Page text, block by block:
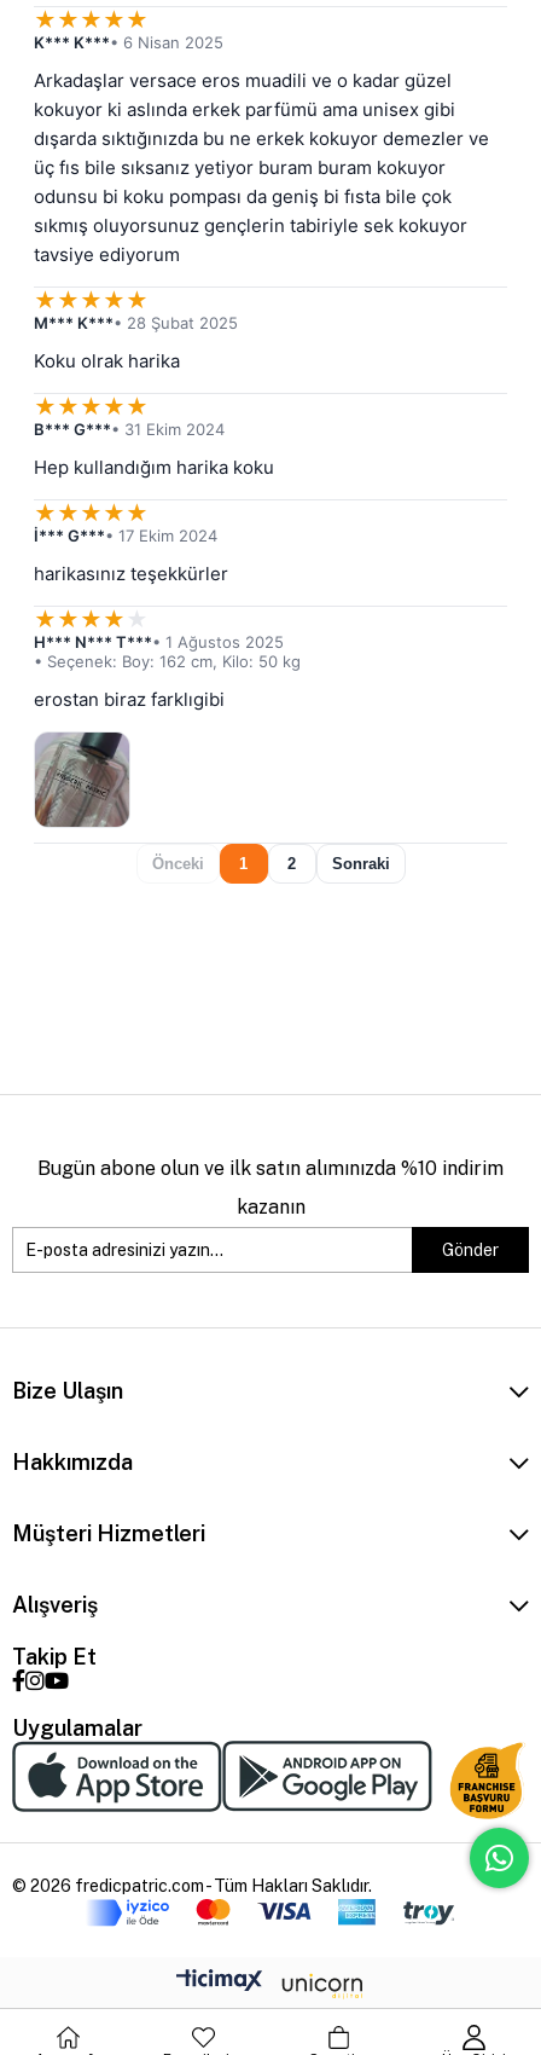
★★★★★
K*** K***• 6 Nisan 2025
Arkadaşlar versace eros muadili ve o kadar güzel
kokuyor ki aslında erkek parfümü ama unisex gibi
dışarda sıktığınızda bu ne erkek kokuyor demezler ve
üç fıs bile sıksanız yetiyor buram buram kokuyor
odunsu bi koku pompası da geniş bi fısta bile çok
sıkmış oluyorsunuz gençlerin tabiriyle sek kokuyor
tavsiye ediyorum
★★★★★
M*** K***• 28 Şubat 2025
Koku olrak harika
★★★★★
B*** G***• 31 Ekim 2024
Hep kullandığım harika koku
★★★★★
İ*** G***• 17 Ekim 2024
harikasınız teşekkürler
★★★★ ★
H*** N*** T***• 1 Ağustos 2025
• Seçenek: Boy: 162 cm, Kilo: 50 kg
erostan biraz farklıgibi
Önceki 1 2 Sonraki
Bugün abone olun ve ilk satın alımınızda %10 indirim
kazanın
Gönder
Bize Ulaşın
Hakkımızda
Müşteri Hizmetleri
Alışveriş
Takip Et
Uygulamalar
© 2026 fredicpatric.com - Tüm Hakları Saklıdır.